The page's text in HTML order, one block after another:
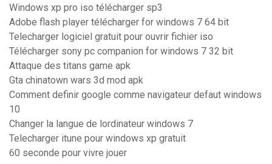
Windows xp pro iso télécharger sp3
Adobe flash player télécharger for windows 7 64 bit
Telecharger logiciel gratuit pour ouvrir fichier iso
Télécharger sony pc companion for windows 7 32 bit
Attaque des titans game apk
Gta chinatown wars 3d mod apk
Comment definir google comme navigateur defaut windows
10
Changer la langue de lordinateur windows 7
Telecharger itune pour windows xp gratuit
60 seconde pour vivre jouer